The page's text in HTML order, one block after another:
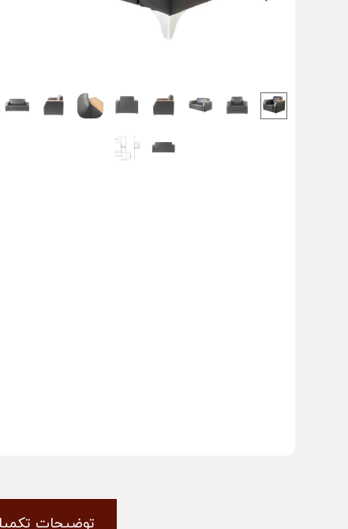
توضیحات